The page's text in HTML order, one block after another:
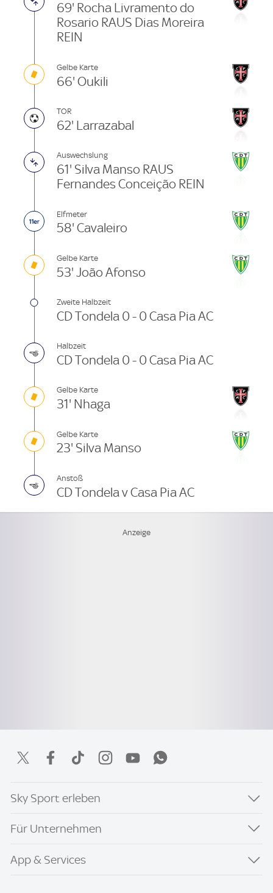
69' Rocha Livramento do
Rosario RAUS Dias Moreira
REIN
Gelbe Karte
66' Oukili
TOR
62' Larrazabal
Auswechslung
61' Silva Manso RAUS
Fernandes Conceição REIN
Elfmeter
58' Cavaleiro
Gelbe Karte
53' João Afonso
Zweite Halbzeit
CD Tondela 0 - 0 Casa Pia AC
Halbzeit
CD Tondela 0 - 0 Casa Pia AC
Gelbe Karte
31' Nhaga
Gelbe Karte
23' Silva Manso
Anstoß
CD Tondela v Casa Pia AC
Sky Sport erleben
Für Unternehmen
App & Services